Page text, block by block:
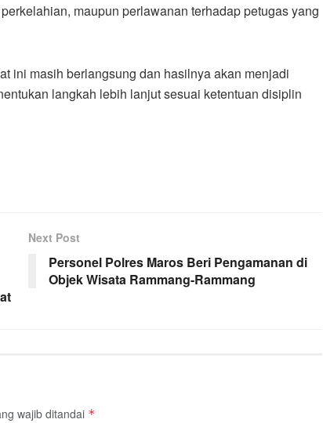
maupun perlawanan terhadap petugas yang
ini masih berlangsung dan hasilnya akan menjadi
langkah lebih lanjut sesuai ketentuan disiplin
Next Post
Personel Polres Maros Beri Pengamanan di
Objek Wisata Rammang-Rammang
wajib ditandai *